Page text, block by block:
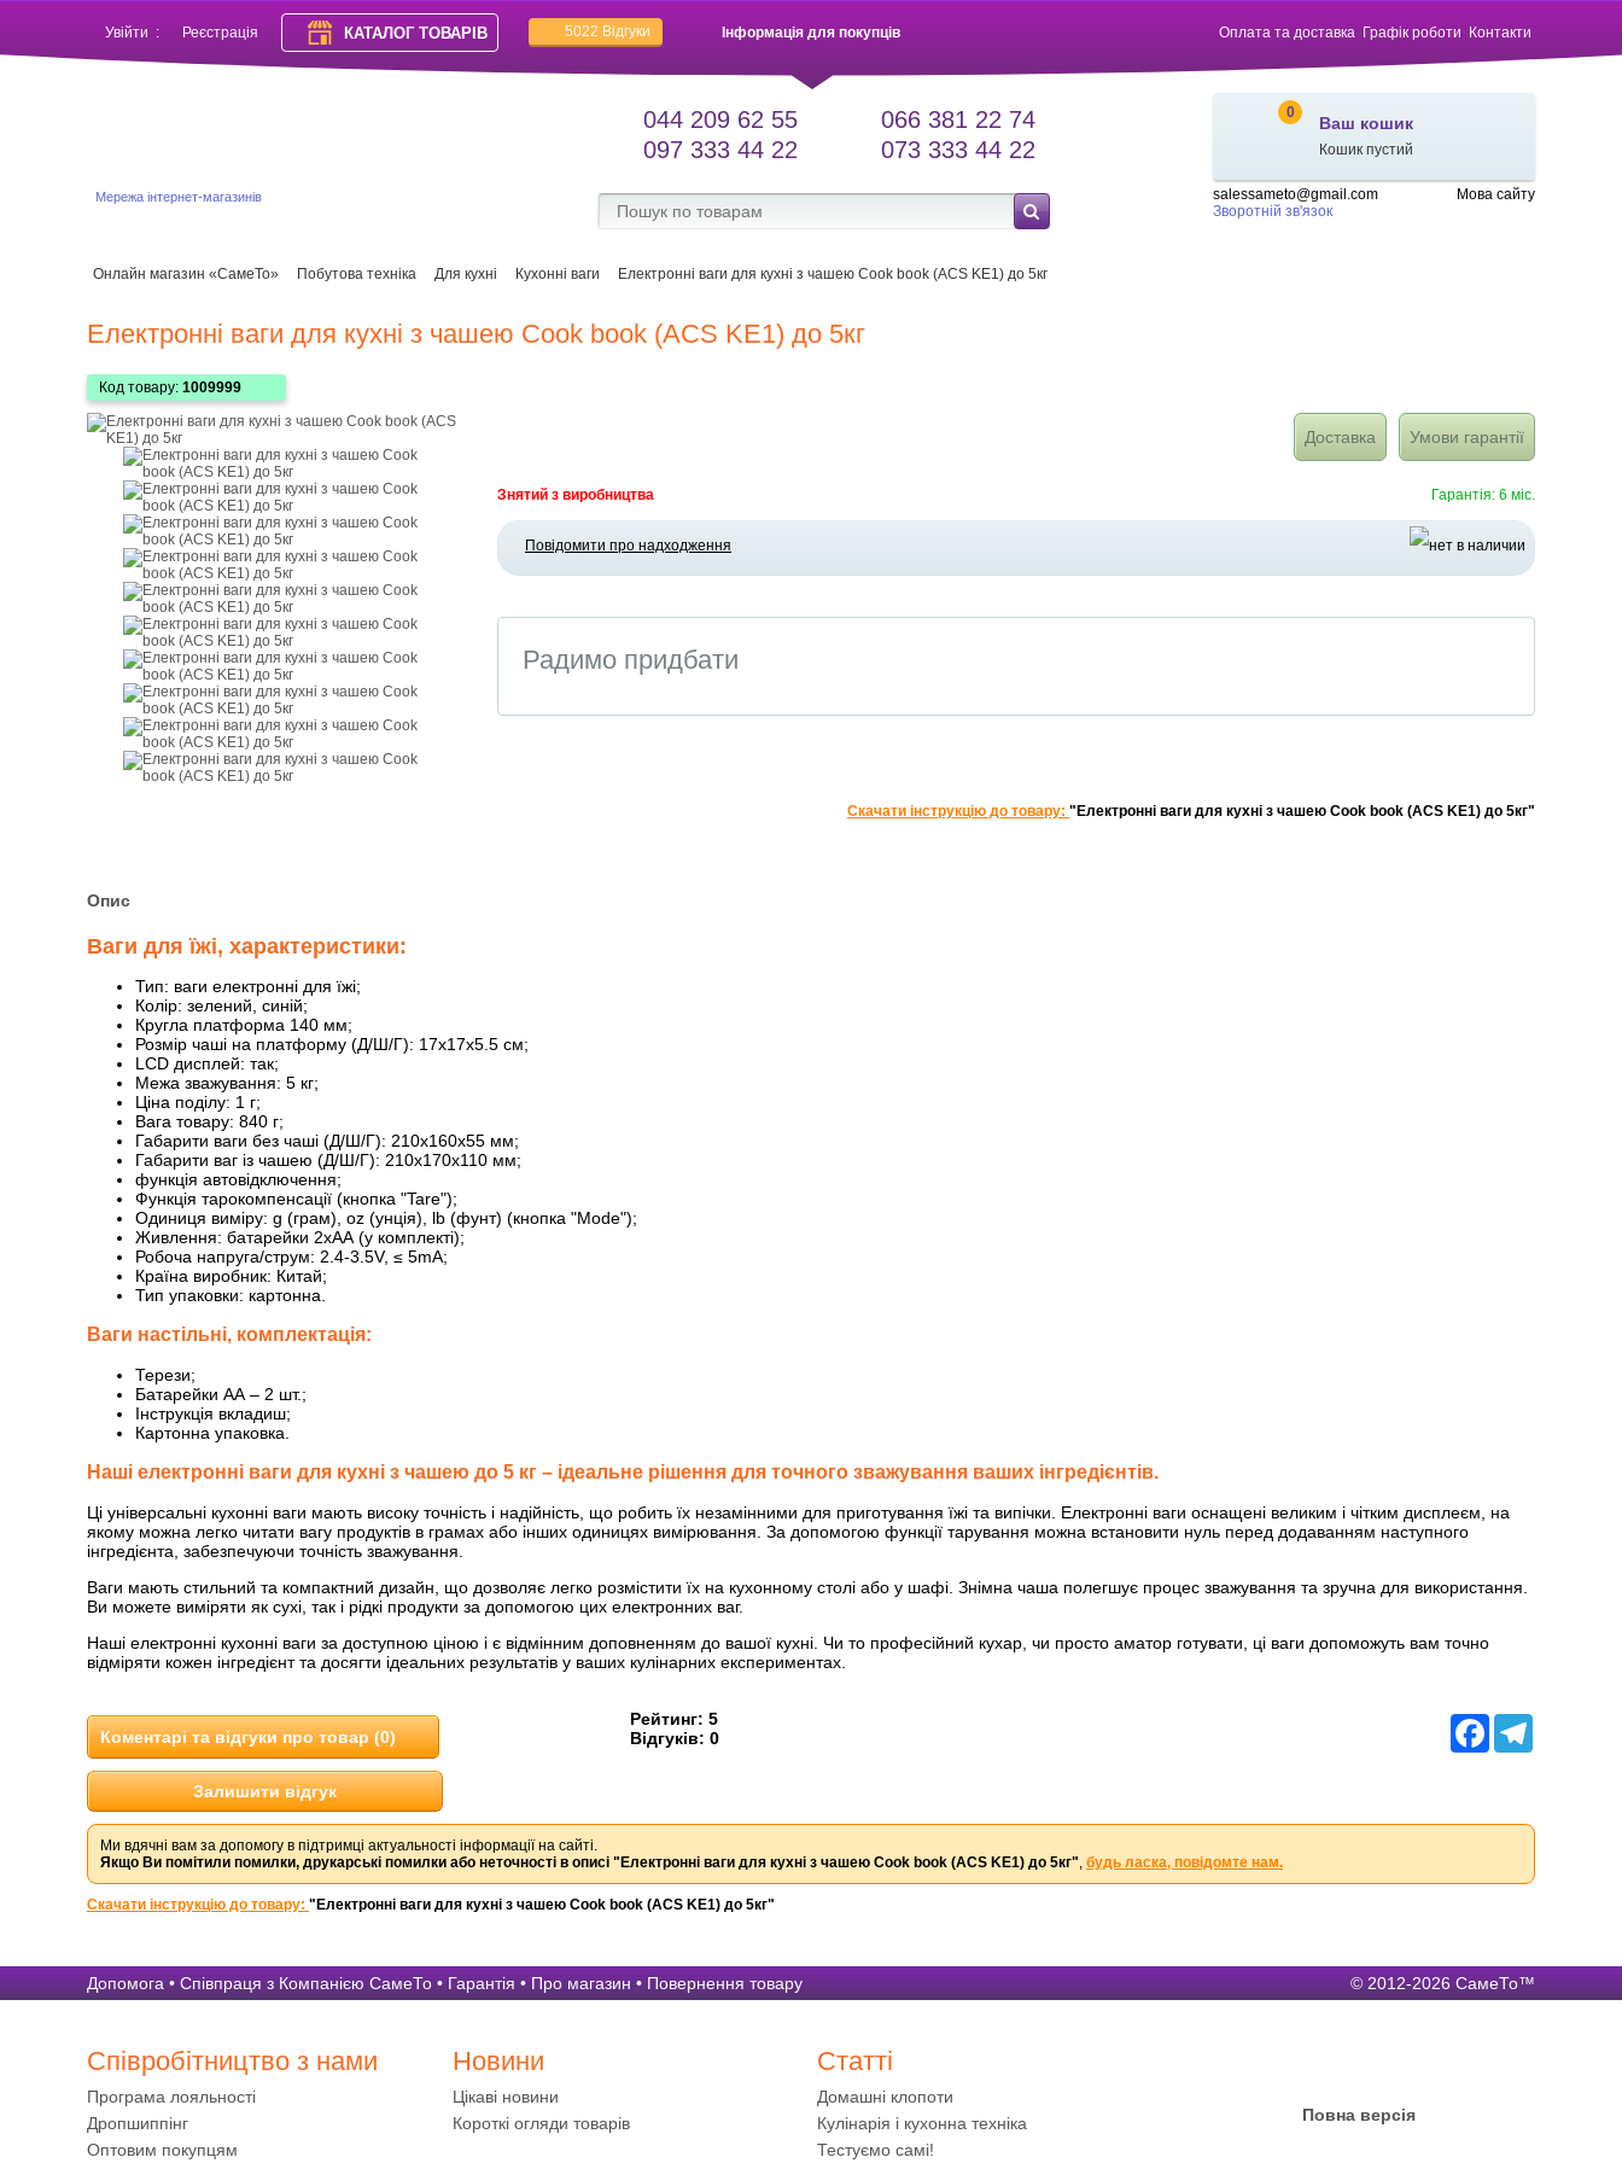
Увійти : Реєстрація КАТАЛОГ ТОВАРІВ 5022 Відгуки Оплата та доставка Графік роботи Контакти
Інформація для покупців
Мережа інтернет-магазинів
0
Ваш кошик
Кошик пустий
salessameto@gmail.com
Зворотній зв'язок
Мова сайту
044 209 62 55
097 333 44 22
066 381 22 74
073 333 44 22
Онлайн магазин «СамеТо» Побутова техніка Для кухні Кухонні ваги Електронні ваги для кухні з чашею Cook book (ACS KE1) до 5кг
Електронні ваги для кухні з чашею Cook book (ACS KE1) до 5кг
Код товару: 1009999
Доставка Умови гарантії
Знятий з виробництва Гарантія: 6 міс.
Повідомити про надходження
Радимо придбати
Скачати інструкцію до товару: "Електронні ваги для кухні з чашею Cook book (ACS KE1) до 5кг"
Опис
Ваги для їжі, характеристики:
Тип: ваги електронні для їжі;
Колір: зелений, синій;
Кругла платформа 140 мм;
Розмір чаші на платформу (Д/Ш/Г): 17х17х5.5 см;
LCD дисплей: так;
Межа зважування: 5 кг;
Ціна поділу: 1 г;
Вага товару: 840 г;
Габарити ваги без чаші (Д/Ш/Г): 210x160x55 мм;
Габарити ваг із чашею (Д/Ш/Г): 210x170x110 мм;
функція автовідключення;
Функція тарокомпенсації (кнопка "Tare");
Одиниця виміру: g (грам), oz (унція), lb (фунт) (кнопка "Mode");
Живлення: батарейки 2хАА (у комплекті);
Робоча напруга/струм: 2.4-3.5V, ≤ 5mA;
Країна виробник: Китай;
Тип упаковки: картонна.
Ваги настільні, комплектація:
Терези;
Батарейки АА – 2 шт.;
Інструкція вкладиш;
Картонна упаковка.
Наші електронні ваги для кухні з чашею до 5 кг – ідеальне рішення для точного зважування ваших інгредієнтів.
Ці універсальні кухонні ваги мають високу точність і надійність, що робить їх незамінними для приготування їжі та випічки. Електронні ваги оснащені великим і чітким дисплеєм, на
якому можна легко читати вагу продуктів в грамах або інших одиницях вимірювання. За допомогою функції тарування можна встановити нуль перед додаванням наступного
інгредієнта, забезпечуючи точність зважування.
Ваги мають стильний та компактний дизайн, що дозволяє легко розмістити їх на кухонному столі або у шафі. Знімна чаша полегшує процес зважування та зручна для використання.
Ви можете виміряти як сухі, так і рідкі продукти за допомогою цих електронних ваг.
Наші електронні кухонні ваги за доступною ціною і є відмінним доповненням до вашої кухні. Чи то професійний кухар, чи просто аматор готувати, ці ваги допоможуть вам точно
відміряти кожен інгредієнт та досягти ідеальних результатів у ваших кулінарних експериментах.
Facebook
Коментарі та відгуки про товар (0)
Рейтинг: 5
Відгуків: 0
Залишити відгук
Ми вдячні вам за допомогу в підтримці актуальності інформації на сайті.
Якщо Ви помітили помилки, друкарські помилки або неточності в описі "Електронні ваги для кухні з чашею Cook book (ACS KE1) до 5кг", будь ласка, повідомте нам.
Скачати інструкцію до товару: "Електронні ваги для кухні з чашею Cook book (ACS KE1) до 5кг"
© 2012-2026 СамеТо™
Допомога • Співпраця з Компанією СамеТо • Гарантія • Про магазин • Повернення товару
Співробітництво з нами
Програма лояльності
Дропшиппінг
Оптовим покупцям
Новини
Цікаві новини
Короткі огляди товарів
Статті
Домашні клопоти
Кулінарія і кухонна техніка
Тестуємо самі!
Повна версія